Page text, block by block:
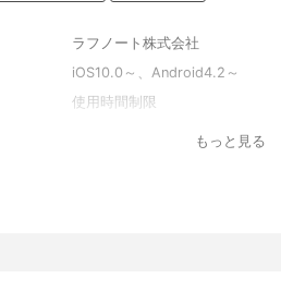
ラフノート株式会社
iOS10.0～、Android4.2～
使用時間制限
もっと見る